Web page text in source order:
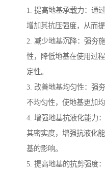
1. 提高地基承载力：通
增加其抗压强度，从而
2. 减少地基沉降：强夯
性，降低地基在使用过
定性。
3. 改善地基均匀性：强
不均匀性，使地基更加
4. 增强地基抗液化能力
其密实度，增强抗液化
基的影响。
5. 提高地基的抗剪强度